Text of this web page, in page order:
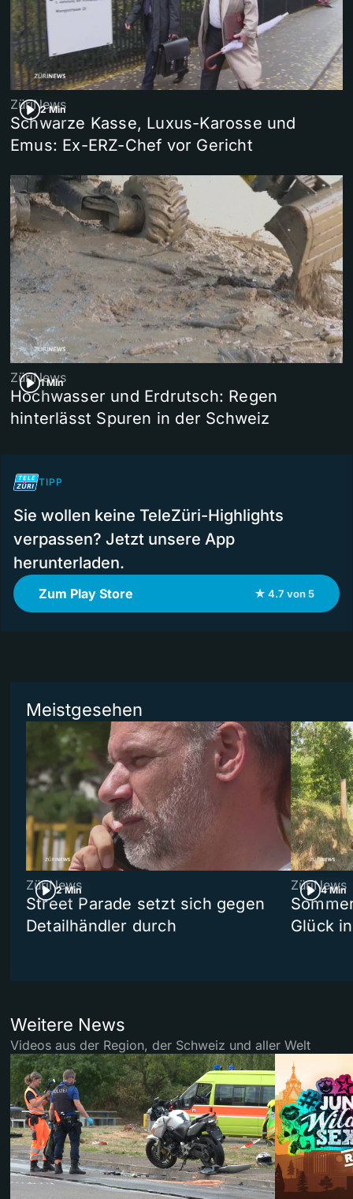
2 Min
ZüriNews
Schwarze Kasse, Luxus-Karosse und
Emus: Ex-ERZ-Chef vor Gericht
1 Min
ZüriNews
Hochwasser und Erdrutsch: Regen
hinterlässt Spuren in der Schweiz
TIPP
Sie wollen keine TeleZüri-Highlights
verpassen? Jetzt unsere App
herunterladen.
Zum Play Store ★ 4.7 von 5
Meistgesehen
2 Min
ZüriNews
Street Parade setzt sich gegen
Detailhändler durch
4 Min
ZüriNews
Glück
Weitere News
Videos aus der Region, der Schweiz und aller Welt